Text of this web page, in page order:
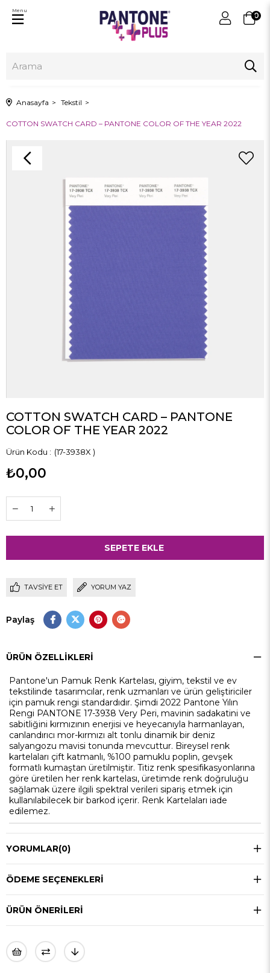
0
Menu
Anasayfa Tekstil
COTTON SWATCH CARD – PANTONE COLOR OF THE YEAR 2022
COTTON SWATCH CARD – PANTONE
COLOR OF THE YEAR 2022
(17-3938X )
₺0,00
TAVSIYE ET YORUM YAZ
Paylaş
ÜRÜN ÖZELLIKLERI
Pantone'un Pamuk Renk Kartelası, giyim, tekstil ve ev
tekstilinde tasarımcılar, renk uzmanları ve ürün geliştiriciler
için pamuk rengi standardıdır. Şimdi 2022 Pantone Yılın
Rengi PANTONE 17-3938 Very Peri, mavinin sadakatini ve
sabitliğini kırmızının enerjisi ve heyecanıyla harmanlayan,
canlandırıcı mor-kırmızı alt tonlu dinamik bir deniz
salyangozu mavisi tonunda mevcuttur. Bireysel renk
kartelaları çift katmanlı, %100 pamuklu poplin, gevşek
formatlı kumaştan üretilmiştir. Titiz renk spesifikasyonlarına
göre üretilen her renk kartelası, üretimde renk doğruluğu
sağlamak üzere ilgili spektral verileri sipariş etmek için
kullanılabilecek bir barkod içerir. Renk Kartelaları iade
edilemez.
YORUMLAR(0)
ÖDEME SEÇENEKLERI
ÜRÜN ÖNERILERI